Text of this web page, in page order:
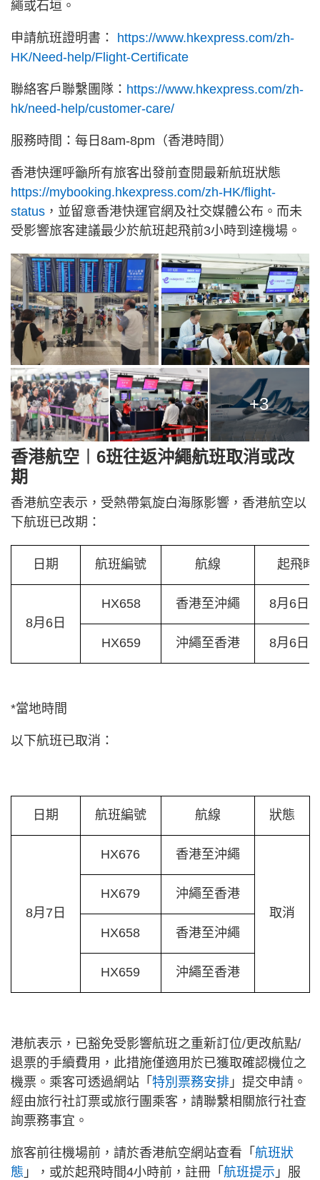
繩或石垣。
申請航班證明書： https://www.hkexpress.com/zh-
HK/Need-help/Flight-Certificate
聯絡客戶聯繫團隊： https://www.hkexpress.com/zh-
hk/need-help/customer-care/
服務時間：每日8am-8pm（香港時間）
香港快運呼籲所有旅客出發前查閱最新航班狀態
https://mybooking.hkexpress.com/zh-HK/flight-
status ，並留意香港快運官網及社交媒體公布。而未
受影響旅客建議最少於航班起飛前3小時到達機場。
+3
香港航空︱6班往返沖繩航班取消或改
期
香港航空表示，受熱帶氣旋白海豚影響，香港航空以
下航班已改期：
日期 航班編號 航線 起飛時
8月6日
HX658 香港至沖繩 8月6日/
HX659 沖繩至香港 8月6日/
*當地時間
以下航班已取消：
日期 航班編號 航線 狀態
8月7日
HX676 香港至沖繩
取消
HX679 沖繩至香港
HX658 香港至沖繩
HX659 沖繩至香港
港航表示，已豁免受影響航班之重新訂位/更改航點/
退票的手續費用，此措施僅適用於已獲取確認機位之
機票。乘客可透過網站「 特別票務安排 」提交申請。
經由旅行社訂票或旅行團乘客，請聯繫相關旅行社查
詢票務事宜。
旅客前往機場前，請於香港航空網站查看「 航班狀
態 」，或於起飛時間4小時前，註冊「 航班提示 」服